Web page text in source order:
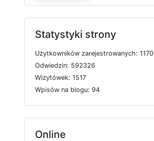
Statystyki strony
Użytkowników zarejestrowanych: 1170
Odwiedzin: 592326
Wizytówek: 1517
Wpisów na blogu: 94
Online